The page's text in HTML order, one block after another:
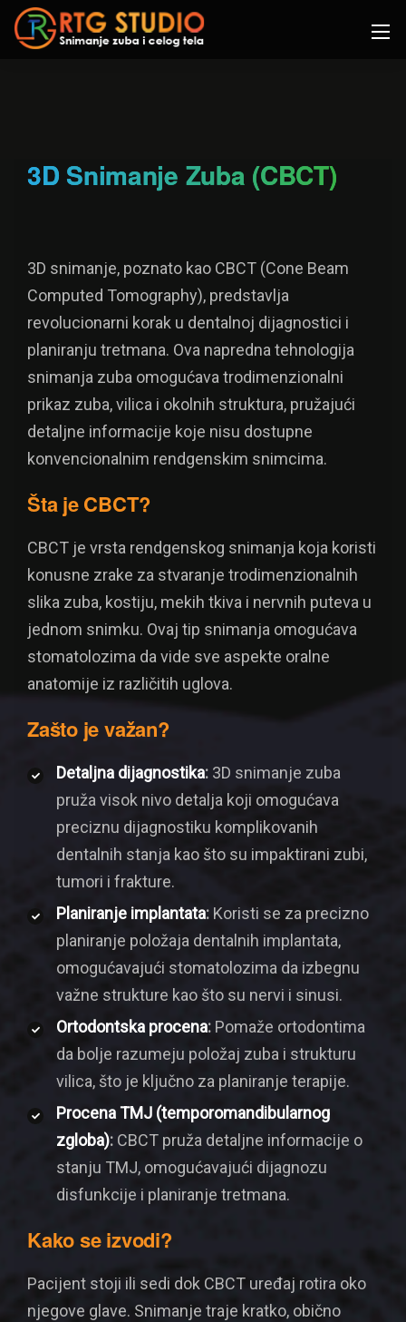
3D Snimanje Zuba (CBCT)
3D snimanje, poznato kao CBCT (Cone Beam
Computed Tomography), predstavlja
revolucionarni korak u dentalnoj dijagnostici i
planiranju tretmana. Ova napredna tehnologija
snimanja zuba omogućava trodimenzionalni
prikaz zuba, vilica i okolnih struktura, pružajući
detaljne informacije koje nisu dostupne
konvencionalnim rendgenskim snimcima.
Šta je CBCT?
CBCT je vrsta rendgenskog snimanja koja koristi
konusne zrake za stvaranje trodimenzionalnih
slika zuba, kostiju, mekih tkiva i nervnih puteva u
jednom snimku. Ovaj tip snimanja omogućava
stomatolozima da vide sve aspekte oralne
anatomije iz različitih uglova.
Zašto je važan?
Detaljna dijagnostika: 3D snimanje zuba
pruža visok nivo detalja koji omogućava
preciznu dijagnostiku komplikovanih
dentalnih stanja kao što su impaktirani zubi,
tumori i frakture.
Planiranje implantata: Koristi se za precizno
planiranje položaja dentalnih implantata,
omogućavajući stomatolozima da izbegnu
važne strukture kao što su nervi i sinusi.
Ortodontska procena: Pomaže ortodontima
da bolje razumeju položaj zuba i strukturu
vilica, što je ključno za planiranje terapije.
Procena TMJ (temporomandibularnog
zgloba): CBCT pruža detaljne informacije o
stanju TMJ, omogućavajući dijagnozu
disfunkcije i planiranje tretmana.
Kako se izvodi?
Pacijent stoji ili sedi dok CBCT uređaj rotira oko
njegove glave. Snimanje traje kratko, obično